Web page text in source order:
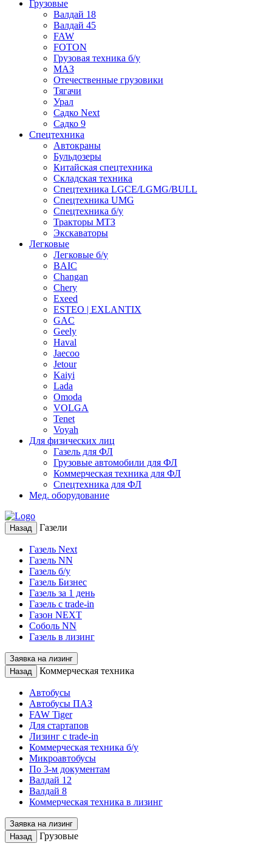
Грузовые
Валдай 18
Валдай 45
FAW
FOTON
Грузовая техника б/у
МАЗ
Отечественные грузовики
Тягачи
Урал
Садко Next
Садко 9
Спецтехника
Автокраны
Бульдозеры
Китайская спецтехника
Складская техника
Спецтехника LGCE/LGMG/BULL
Спецтехника UMG
Спецтехника б/у
Тракторы МТЗ
Экскаваторы
Легковые
Легковые б/у
BAIC
Changan
Chery
Exeed
ESTEO | EXLANTIX
GAC
Geely
Haval
Jaecoo
Jetour
Kaiyi
Lada
Omoda
VOLGA
Tenet
Voyah
Для физических лиц
Газель для ФЛ
Грузовые автомобили для ФЛ
Коммерческая техника для ФЛ
Спецтехника для ФЛ
Мед. оборудование
Назад Газели
Газель Next
Газель NN
Газель б/у
Газель Бизнес
Газель за 1 день
Газель с trade-in
Газон NEXT
Соболь NN
Газель в лизинг
Заявка на лизинг
Назад
Коммерческая техника
Автобусы
Автобусы ПАЗ
FAW Tiger
Для стартапов
Лизинг с trade-in
Коммерческая техника б/у
Микроавтобусы
По 3-м документам
Валдай 12
Валдай 8
Коммерческая техника в лизинг
Заявка на лизинг
Назад
Грузовые